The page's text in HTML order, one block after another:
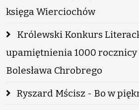
księga Wierciochów
Królewski Konkurs
upamiętnienia 1000
Bolesława Chrobrego
Ryszard Mścisz - Bo w